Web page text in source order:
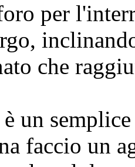
per
che
un
faccio un